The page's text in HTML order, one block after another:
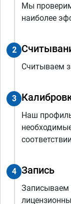
Мы
наиболее
2
Считываем
3
Наш
4 Запись